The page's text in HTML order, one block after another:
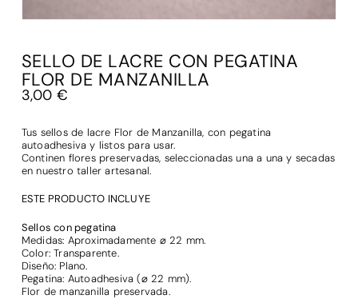
SELLO DE LACRE CON PEGATINA
FLOR DE MANZANILLA
3,00 €
Tus sellos de lacre Flor de Manzanilla, con pegatina
autoadhesiva y listos para usar.
Continen flores preservadas, seleccionadas una a una y secadas
en nuestro taller artesanal.
ESTE PRODUCTO INCLUYE
Sellos con pegatina
Medidas: Aproximadamente ⌀ 22 mm.
Color: Transparente.
Diseño: Plano.
Pegatina: Autoadhesiva (⌀ 22 mm).
Flor de manzanilla preservada.